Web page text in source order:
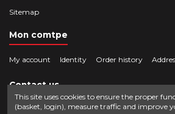
Sitemap
Mon comtpe
My account Identity Order history
Contact us
Crocbois-motoculture.com
This site uses cookies to ensure the proper
(basket, login), measure traffic and improve